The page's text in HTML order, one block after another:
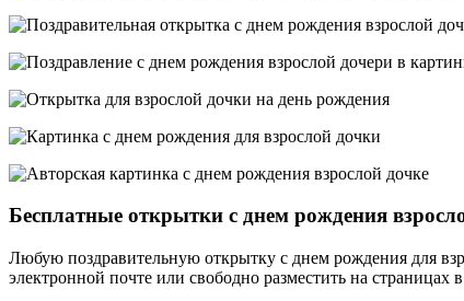
Бесплатные открытки с днем рождения
Любую поздравительную открытку с днем рождения для
электронной почте или свободно разместить на